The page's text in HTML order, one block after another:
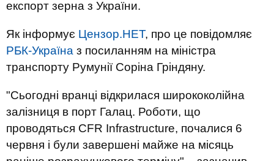
експорт зерна з України.
Як інформує Цензор.НЕТ, про це повідомляє
РБК-Україна з посиланням на міністра
транспорту Румунії Соріна Гріндяну.
"Сьогодні вранці відкрилася ширококолійна
залізниця в порт Галац. Роботи, що
проводяться CFR Infrastructure, почалися 6
червня і були завершені майже на місяць